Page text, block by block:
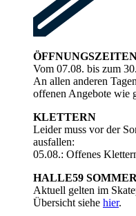
Vom 07.08. bis zum
An allen anderen
offenen Angebote wie
KLETTERN
Leider muss vor der
ausfallen:
05.08.: Offenes
HALLE59
Aktuell gelten im
Übersicht siehe hier.